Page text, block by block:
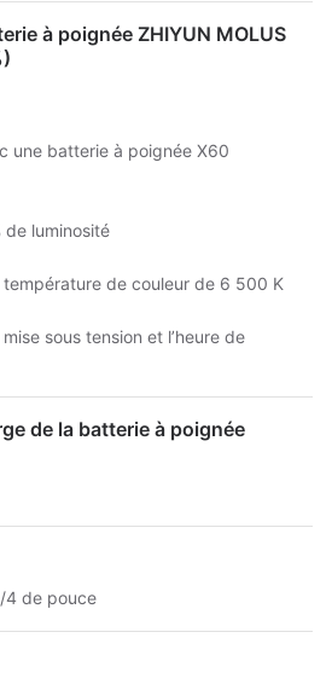
à poignée ZHIYUN MOLUS
une batterie à poignée X60
de luminosité
température de couleur de 6 500 K
sous tension et l’heure de
de la batterie à poignée
4 de pouce